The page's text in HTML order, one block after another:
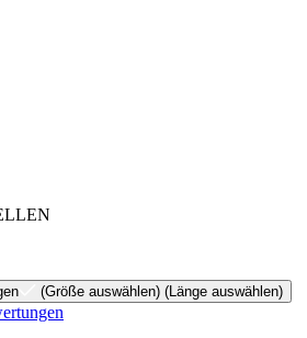
(Größe auswählen) (Länge auswählen)